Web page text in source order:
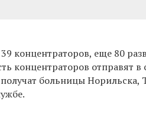
концентраторов, еще 80
концентраторов отправят
больницы Норильска,